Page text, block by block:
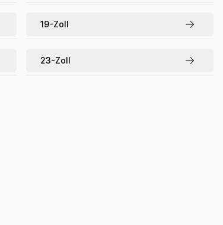
19-Zoll
23-Zoll